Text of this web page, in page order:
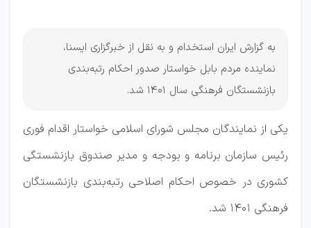
به گزارش ایران استخدام و به نقل از خبرگزاری ایسنا،
نماینده مردم بابل خواستار صدور احکام رتبه‌بندی
بازنشستگان فرهنگی سال ۱۴۰۱ شد.
یکی از نمایندگان مجلس شورای اسلامی خواستار اقدام فوری
رئیس سازمان برنامه و بودجه و مدیر صندوق بازنشستگی
کشوری در خصوص احکام اصلاحی رتبه‌بندی بازنشستگان
فرهنگی ۱۴۰۱ شد.